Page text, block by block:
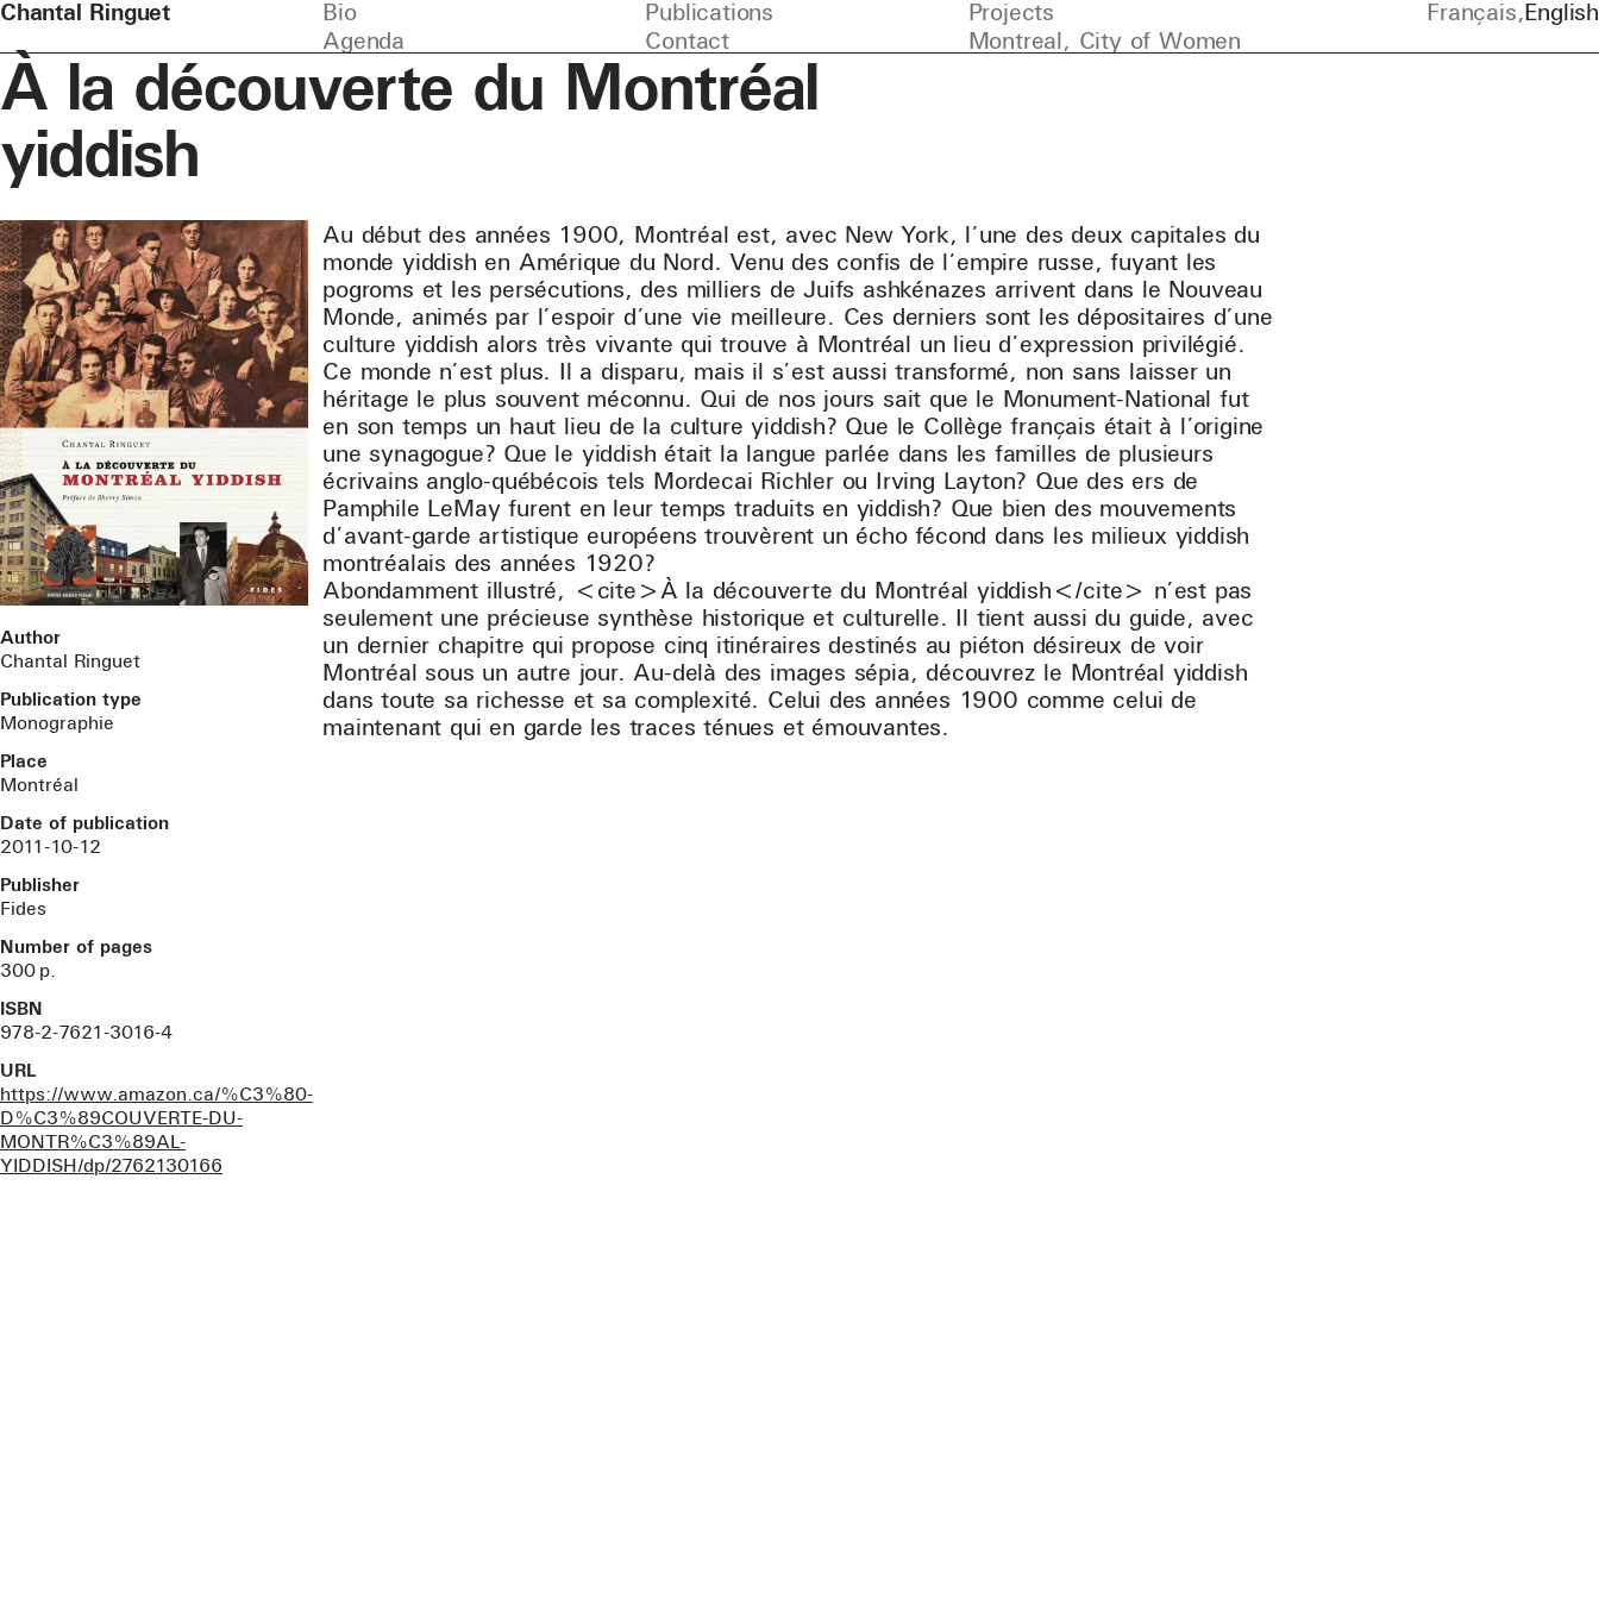
Chantal Ringuet Bio Publications
Projects
Agenda
Contact Montreal, City of Women
Français English
À la découverte du Montréal
yiddish
Author
Chantal Ringuet
Publication type
Monographie
Place
Montréal
Date of publication
2011-10-12
Publisher
Fides
Number of pages
300 p.
ISBN
978-2-7621-3016-4
URL
https://www.amazon.ca/%C3%80-
D%C3%89COUVERTE-DU-
MONTR%C3%89AL-
YIDDISH/dp/2762130166
Au début des années 1900, Montréal est, avec New York, l’une des deux capitales du
monde yiddish en Amérique du Nord. Venu des confis de l’empire russe, fuyant les
pogroms et les persécutions, des milliers de Juifs ashkénazes arrivent dans le Nouveau
Monde, animés par l’espoir d’une vie meilleure. Ces derniers sont les dépositaires d’une
culture yiddish alors très vivante qui trouve à Montréal un lieu d’expression privilégié.
Ce monde n’est plus. Il a disparu, mais il s’est aussi transformé, non sans laisser un
héritage le plus souvent méconnu. Qui de nos jours sait que le Monument-National fut
en son temps un haut lieu de la culture yiddish? Que le Collège français était à l’origine
une synagogue? Que le yiddish était la langue parlée dans les familles de plusieurs
écrivains anglo-québécois tels Mordecai Richler ou Irving Layton? Que des ers de
Pamphile LeMay furent en leur temps traduits en yiddish? Que bien des mouvements
d’avant-garde artistique européens trouvèrent un écho fécond dans les milieux yiddish
montréalais des années 1920?
Abondamment illustré, <cite>À la découverte du Montréal yiddish</cite> n’est pas
seulement une précieuse synthèse historique et culturelle. Il tient aussi du guide, avec
un dernier chapitre qui propose cinq itinéraires destinés au piéton désireux de voir
Montréal sous un autre jour. Au-delà des images sépia, découvrez le Montréal yiddish
dans toute sa richesse et sa complexité. Celui des années 1900 comme celui de
maintenant qui en garde les traces ténues et émouvantes.